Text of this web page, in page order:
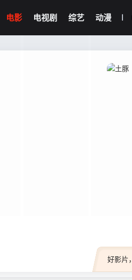
电影 电视剧 综艺 动漫
好影片